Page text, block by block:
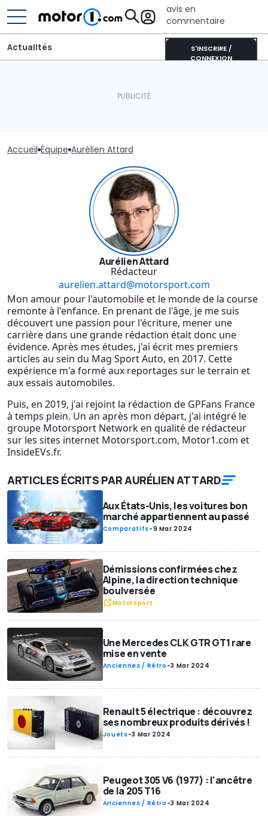
avis en
commentaire
S'INSCRIRE /
CONNEXION
Actualités
Accueil Équipe Aurélien Attard
Aurélien Attard
Rédacteur
aurelien.attard@motorsport.com
Mon amour pour l'automobile et le monde de la course
remonte à l'enfance. En prenant de l'âge, je me suis
découvert une passion pour l'écriture, mener une
carrière dans une grande rédaction était donc une
évidence. Après mes études, j'ai écrit mes premiers
articles au sein du Mag Sport Auto, en 2017. Cette
expérience m'a formé aux reportages sur le terrain et
aux essais automobiles.
Puis, en 2019, j'ai rejoint la rédaction de GPFans France
à temps plein. Un an après mon départ, j'ai intégré le
groupe Motorsport Network en qualité de rédacteur
sur les sites internet Motorsport.com, Motor1.com et
InsideEVs.fr.
ARTICLES ÉCRITS PAR AURÉLIEN ATTARD
Aux États-Unis, les voitures bon
marché appartiennent au passé
Comparatifs-9 Mar 2024
Démissions confirmées chez
Alpine, la direction technique
boulversée
Motorsport
Une Mercedes CLK GTR GT1 rare
mise en vente
Anciennes / Rétro -3 Mar 2024
Renault 5 électrique : découvrez
ses nombreux produits dérivés !
Jouets-3 Mar 2024
Peugeot 305 V6 (1977) : l'ancêtre
de la 205 T16
Anciennes / Rétro -3 Mar 2024